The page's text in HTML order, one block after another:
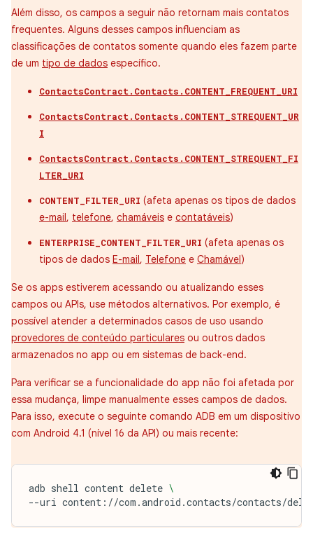
Além disso, os campos a seguir não retornam mais contatos
frequentes. Alguns desses campos influenciam as
classificações de contatos somente quando eles fazem parte
de um tipo de dados específico.
ContactsContract.Contacts.CONTENT_FREQUENT_URI
ContactsContract.Contacts.CONTENT_STREQUENT_UR
I
ContactsContract.Contacts.CONTENT_STREQUENT_FI
LTER_URI
CONTENT_FILTER_URI (afeta apenas os tipos de dados
e-mail, telefone, chamáveis e contatáveis)
ENTERPRISE_CONTENT_FILTER_URI (afeta apenas os
tipos de dados E-mail, Telefone e Chamável)
Se os apps estiverem acessando ou atualizando esses
campos ou APIs, use métodos alternativos. Por exemplo, é
possível atender a determinados casos de uso usando
provedores de conteúdo particulares ou outros dados
armazenados no app ou em sistemas de back-end.
Para verificar se a funcionalidade do app não foi afetada por
essa mudança, limpe manualmente esses campos de dados.
Para isso, execute o seguinte comando ADB em um dispositivo
com Android 4.1 (nível 16 da API) ou mais recente:
adb shell content delete \
--uri content://com.android.contacts/contacts/